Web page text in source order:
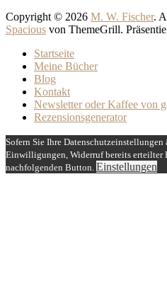
Copyright © 2026 M. W. Fischer.
Spacious von ThemeGrill.
Startseite
Meine Bücher
Blog
Kontakt
Newsletter oder Kaffee von
Rezensionsgenerator
Sofern Sie Ihre
Einwilligungen, Widerruf bereits
nachfolgenden Button. Einstellungen